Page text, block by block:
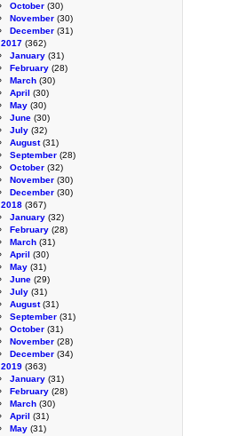
October (30)
November (30)
December (31)
2017 (362)
January (31)
February (28)
March (30)
April (30)
May (30)
June (30)
July (32)
August(31)
September (28)
October (32)
November (30)
December (30)
2018 (367)
January (32)
February (28)
March (31)
April (30)
May (31)
June (29)
July (31)
August(31)
September (31)
October (31)
November (28)
December (34)
2019 (363)
January (31)
February (28)
March (30)
April (31)
May (31)